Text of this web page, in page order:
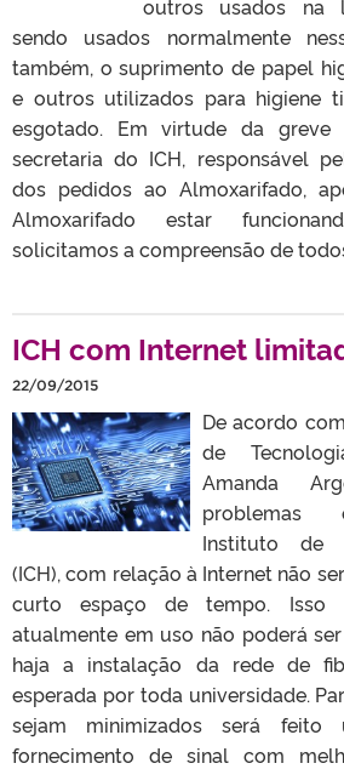
outros usados na
sendo usados normalmente
também, o suprimento de papel
e outros utilizados para higiene
esgotado. Em virtude da
secretaria do ICH, responsável
dos pedidos ao Almoxarifado,
Almoxarifado estar
solicitamos a compreensão de
ICH com Internet
22/09/2015
De acordo
de
Amanda
problemas
Instituto de
(ICH), com relação à Internet não
curto espaço de tempo. Isso
atualmente em uso não poderá
haja a instalação da rede de
esperada por toda universidade.
sejam minimizados será feito
fornecimento de sinal com